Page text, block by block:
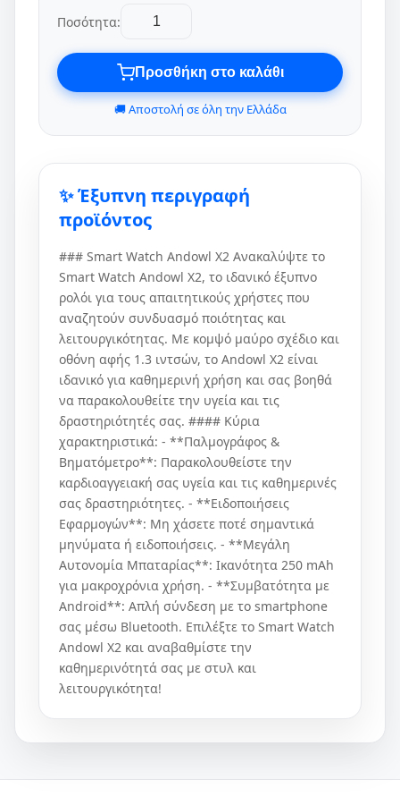
Ποσότητα:
Προσθήκη στο καλάθι
🚚 Αποστολή σε όλη την Ελλάδα
✨ Έξυπνη περιγραφή
προϊόντος
### Smart Watch Andowl X2 Ανακαλύψτε το
Smart Watch Andowl X2, το ιδανικό έξυπνο
ρολόι για τους απαιτητικούς χρήστες που
αναζητούν συνδυασμό ποιότητας και
λειτουργικότητας. Με κομψό μαύρο σχέδιο και
οθόνη αφής 1.3 ιντσών, το Andowl X2 είναι
ιδανικό για καθημερινή χρήση και σας βοηθά
να παρακολουθείτε την υγεία και τις
δραστηριότητές σας. #### Κύρια
χαρακτηριστικά: - **Παλμογράφος &
Βηματόμετρο**: Παρακολουθείστε την
καρδιοαγγειακή σας υγεία και τις καθημερινές
σας δραστηριότητες. - **Ειδοποιήσεις
Εφαρμογών**: Μη χάσετε ποτέ σημαντικά
μηνύματα ή ειδοποιήσεις. - **Μεγάλη
Αυτονομία Μπαταρίας**: Ικανότητα 250 mAh
για μακροχρόνια χρήση. - **Συμβατότητα με
Android**: Απλή σύνδεση με το smartphone
σας μέσω Bluetooth. Επιλέξτε το Smart Watch
Andowl X2 και αναβαθμίστε την
καθημερινότητά σας με στυλ και
λειτουργικότητα!